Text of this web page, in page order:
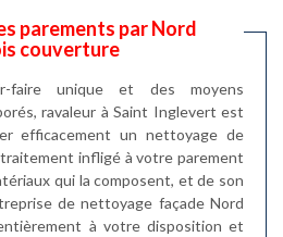
parements par Nord
couverture
faire unique et des moyens
ravaleur à Saint Inglevert est
efficacement un nettoyage de
infligé à votre parement
qui la composent, et de son
de nettoyage façade Nord
à votre disposition et